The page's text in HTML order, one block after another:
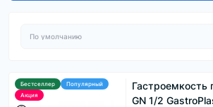
Бестселлер
Популярный
Акция
Гастроемкость
GN 1/2